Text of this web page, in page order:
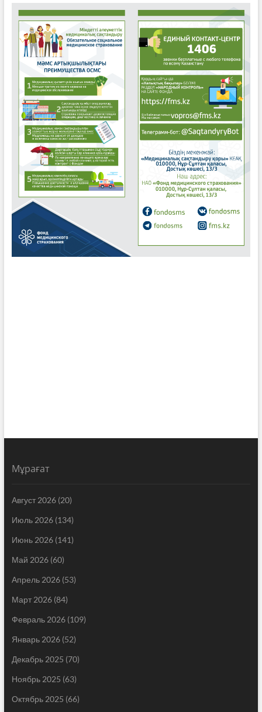
Мұрағат
Август 2026(20)
Июль 2026(134)
Июнь 2026(141)
Май 2026(60)
Апрель 2026(53)
Март 2026(84)
Февраль 2026(109)
Январь 2026(52)
Декабрь 2025 (70)
Ноябрь 2025 (63)
Октябрь 2025 (66)